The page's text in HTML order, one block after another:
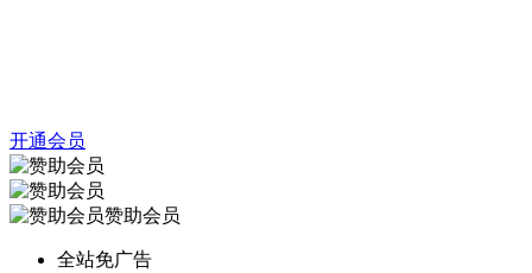
开通会员
赞助会员
全站免广告